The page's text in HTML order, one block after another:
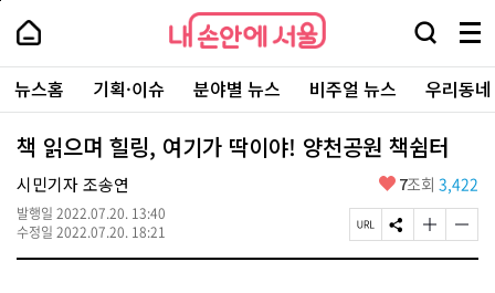
본
로
가
내
손
안
에
서
울
-
서
울
시
대
표
소
내
손
에
울
검
창
열
기
메
뉴
전
체
보
주
요
서
뉴스홈 기획·이슈 분야별 뉴스 비주얼 뉴스 우리동
책 읽으며 힐링, 여기가 딱이야! 양천공원 책쉼터
시민기자 조송연
발행일 2022.07.20. 13:40
수정일 2022.07.20. 18:21
좋
요
7조회 3,422
페
이
S
N
글
자
글
자
페
상
단
로